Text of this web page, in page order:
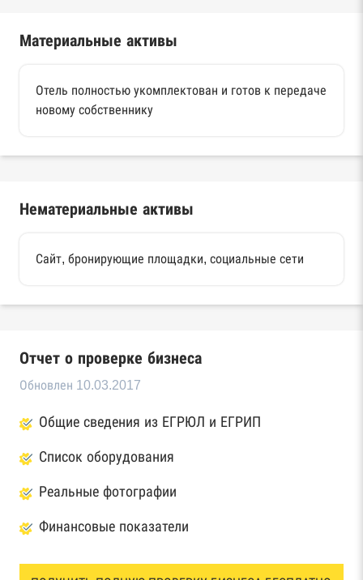
Материальные активы
Отель полностью укомплектован и готов к передаче
новому собственнику
Нематериальные активы
Сайт, бронирующие площадки, социальные сети
Отчет о проверке бизнеса
Обновлен 10.03.2017
Общие сведения из ЕГРЮЛ и ЕГРИП
Список оборудования
Реальные фотографии
Финансовые показатели